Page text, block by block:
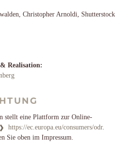
Christopher Arnoldi, Shutterstock
Realisation:
stellt eine Plattform zur Online-
https://ec.europa.eu/consumers/odr.
Sie oben im Impressum.